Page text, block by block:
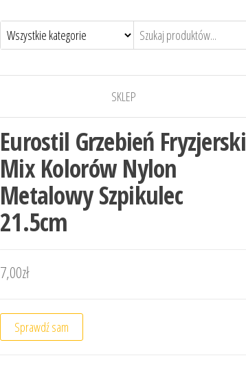
SKLEP
Eurostil Grzebień Fryzjerski
Mix Kolorów Nylon
Metalowy Szpikulec
21.5cm
7,00zł
Sprawdź sam